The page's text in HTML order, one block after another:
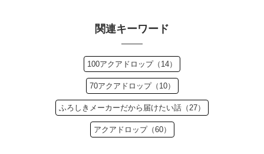
関連キーワード
100アクアドロップ（14）
70アクアドロップ（10）
ふろしきメーカーだから届けたい話（27）
アクアドロップ（60）